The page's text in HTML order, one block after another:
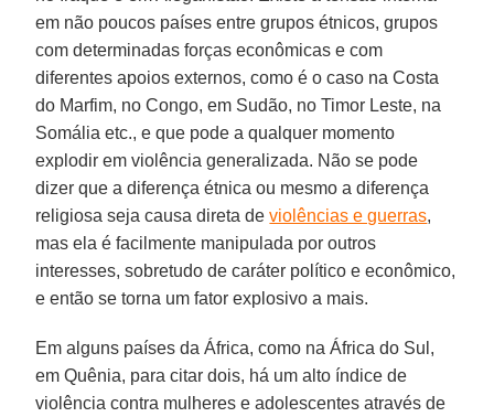
em não poucos países entre grupos étnicos, grupos
com determinadas forças econômicas e com
diferentes apoios externos, como é o caso na Costa
do Marfim, no Congo, em Sudão, no Timor Leste, na
Somália etc., e que pode a qualquer momento
explodir em violência generalizada. Não se pode
dizer que a diferença étnica ou mesmo a diferença
religiosa seja causa direta deviolências e guerras,
mas ela é facilmente manipulada por outros
interesses, sobretudo de caráter político e econômico,
e então se torna um fator explosivo a mais.
Em alguns países da África, como na África do Sul,
em Quênia, para citar dois, há um alto índice de
violência contra mulheres e adolescentes através de